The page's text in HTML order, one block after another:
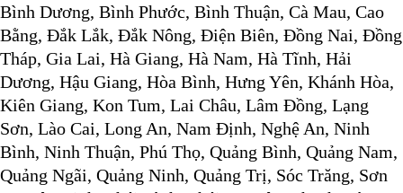
Bình Dương, Bình Phước, Bình Thuận, Cà Mau, Cao
Bằng, Đắk Lắk, Đắk Nông, Điện Biên, Đồng Nai, Đồng
Tháp, Gia Lai, Hà Giang, Hà Nam, Hà Tĩnh, Hải
Dương, Hậu Giang, Hòa Bình, Hưng Yên, Khánh Hòa,
Kiên Giang, Kon Tum, Lai Châu, Lâm Đồng, Lạng
Sơn, Lào Cai, Long An, Nam Định, Nghệ An, Ninh
Bình, Ninh Thuận, Phú Thọ, Quảng Bình, Quảng Nam,
Quảng Ngãi, Quảng Ninh, Quảng Trị, Sóc Trăng, Sơn